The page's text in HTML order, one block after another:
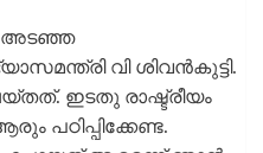
അടഞ്ഞ
വി ശിവന്‍കുട്ടി.
ഇടതു രാഷ്ട്രീയം
പഠിപ്പിക്കേണ്ട.